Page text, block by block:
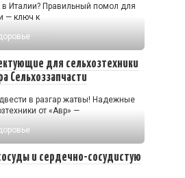
Италии? Правильный помол для
— ключ к
для сельхозтехники
Сельхоззапчасти
в разгар жатвы! Надежные
от «Авр» —
и сердечно-сосудистую